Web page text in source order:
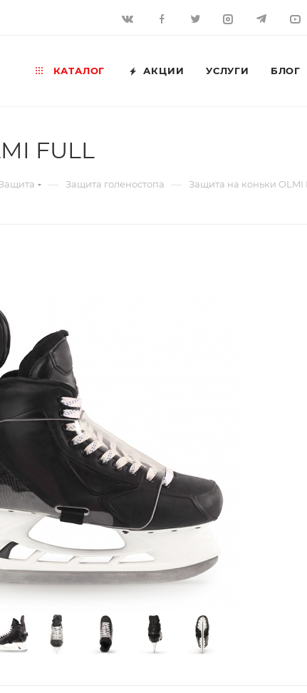
КАТАЛОГ АКЦИИ УСЛУГИ БЛОГ
FULL
Защита — Защита голеностопа — Защита на коньки OLMI